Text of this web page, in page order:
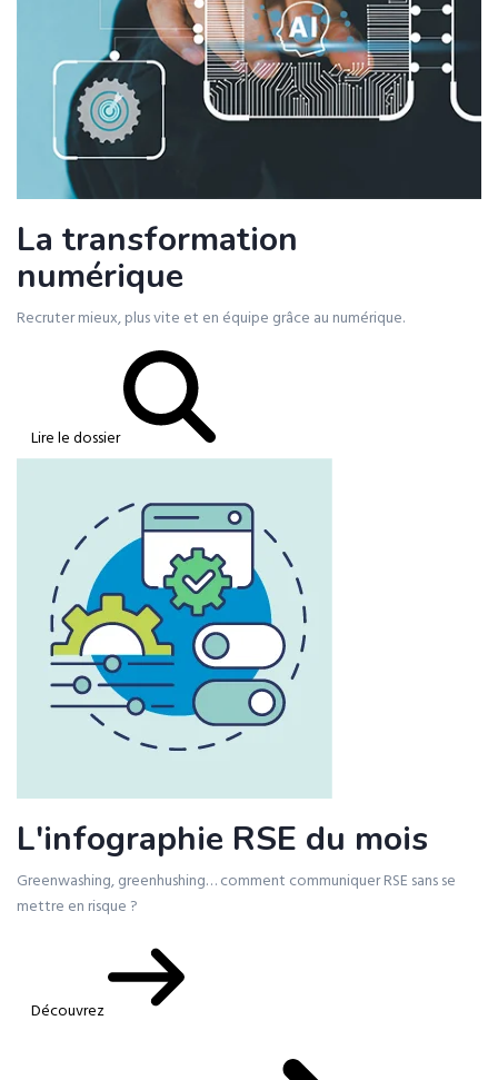
La transformation
numérique
Recruter mieux, plus vite et en équipe grâce au numérique.
Lire le dossier
L'infographie RSE du mois
Greenwashing, greenhushing… comment communiquer RSE sans se
mettre en risque ?
Découvrez